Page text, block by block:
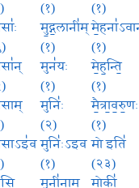
(१)
मु॒द्ग॒लानी॑म्
(१)
मुन॑यः
(१)
मुनिः॑
(२)
मुनिः॑ऽइव
(१)
मुनी॑नाम्
(१)
(१)
मे॒ह॒न्ति॒
(१)
मै॒त्रा॒व॒रु॒णः
(१)
मो इति॑
(२३)
मोकी॑